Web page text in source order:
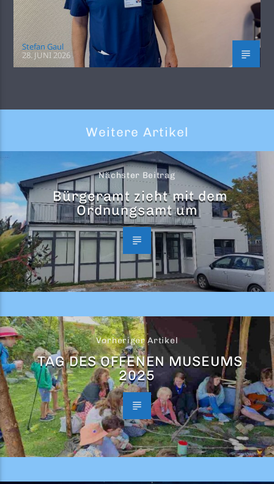
Stefan Gaul
28. JUNI 2026
Weitere Artikel
Nächster Beitrag
Bürgeramt zieht mit dem
Ordnungsamt um
Vorheriger Artikel
TAG DES OFFENEN MUSEUMS
2025